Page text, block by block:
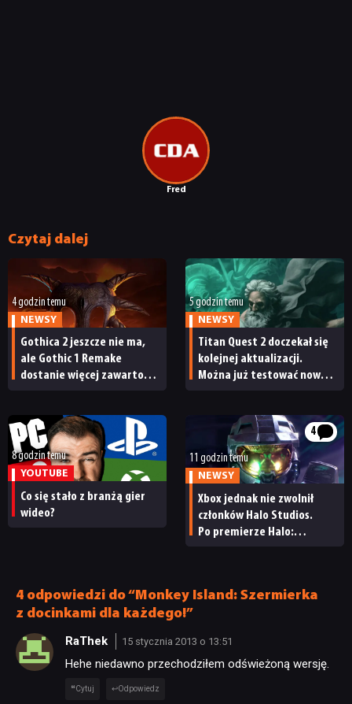
NEWSY
RECENZJE
KULTURA
RETRO
TECHNOLOGIE
DYSKUSJE
JUŻ GRALIŚMY
Fred
Czytaj dalej
4 godzin temu
NEWSY
Gothica 2 jeszcze nie ma,
ale Gothic 1 Remake
dostanie więcej zawartości.
5 godzin temu
NEWSY
Titan Quest 2 doczekał się
kolejnej aktualizacji.
Można już testować nową
8 godzin temu
YOUTUBE
Co się stało z branżą gier
wideo?
4
11 godzin temu
NEWSY
Xbox jednak nie zwolnił
członków Halo Studios.
Po premierze Halo:
4 odpowiedzi do “Monkey Island: Szermierka
z docinkami dla każdego!”
RaThek 15 stycznia 2013 o 13:51
Hehe niedawno przechodziłem odświeżoną wersję.
Cytuj Odpowiedz